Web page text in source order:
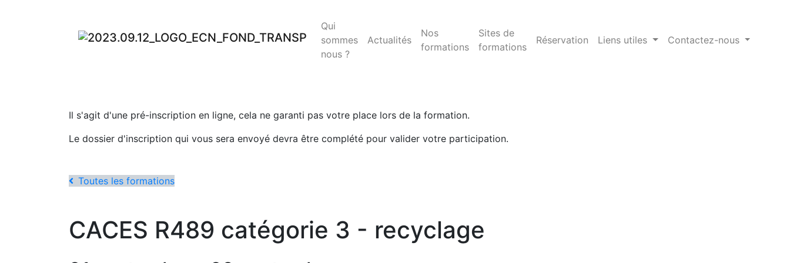
Qui
sommes
nous ?
Actualités
Nos
formations
Sites de
formations
Réservation Liens utiles Contactez-nous
Il s'agit d'une pré-inscription en ligne, cela ne garanti pas votre place lors de la formation.
Le dossier d'inscription qui vous sera envoyé devra être complété pour valider votre participation.
Toutes les formations
CACES R489 catégorie 3 - recyclage